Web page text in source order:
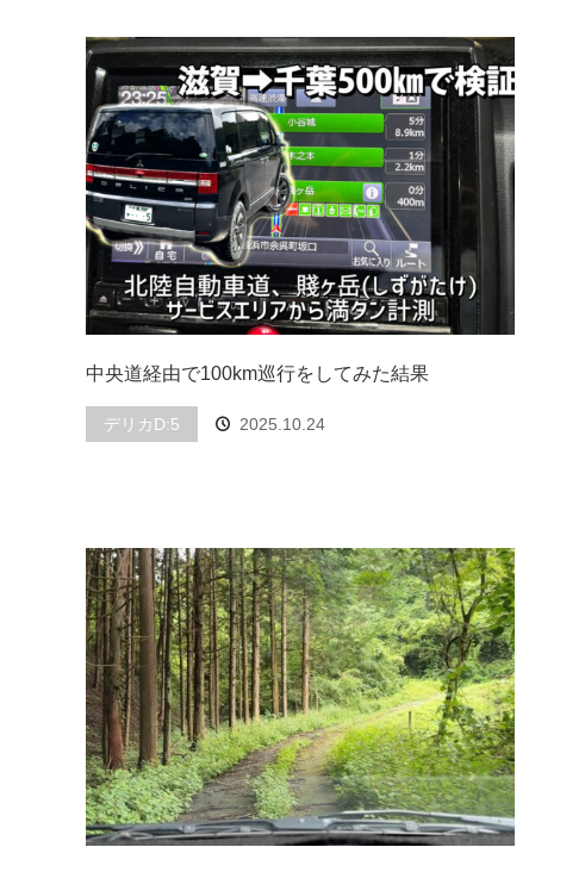
中央道経由で100km巡行をしてみた結果
デリカD:5 2025.10.24